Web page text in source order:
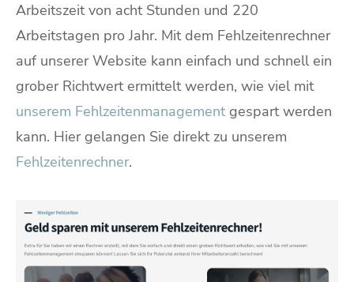
Arbeitszeit von acht Stunden und 220
Arbeitstagen pro Jahr. Mit dem Fehlzeitenrechner
auf unserer Website kann einfach und schnell ein
grober Richtwert ermittelt werden, wie viel mit
unserem Fehlzeitenmanagementgespart werden
kann. Hier gelangen Sie direkt zu unserem
Fehlzeitenrechner.